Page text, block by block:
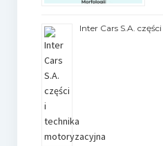
Inter Cars S.A.